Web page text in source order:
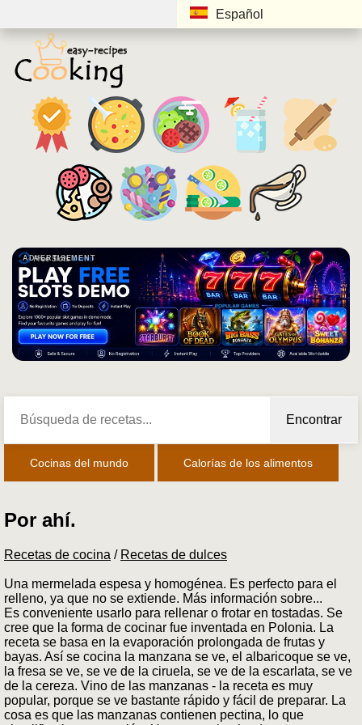
Español
ADVERTISEMENT
Encontrar
Cocinas del mundo Calorías de los alimentos
Por ahí.
Recetas de cocina / Recetas de dulces
Una mermelada espesa y homogénea. Es perfecto para el
relleno, ya que no se extiende. Más información sobre...
Es conveniente usarlo para rellenar o frotar en tostadas. Se
cree que la forma de cocinar fue inventada en Polonia. La
receta se basa en la evaporación prolongada de frutas y
bayas. Así se cocina la manzana se ve, el albaricoque se ve,
la fresa se ve, se ve de la ciruela, se ve de la escarlata, se ve
de la cereza. Vino de las manzanas - la receta es muy
popular, porque se ve bastante rápido y fácil de preparar. La
cosa es que las manzanas contienen pectina, lo que